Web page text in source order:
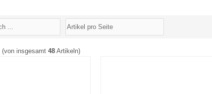
(von insgesamt 48 Artikeln)